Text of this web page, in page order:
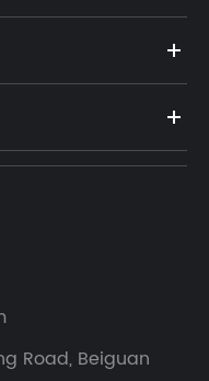
Road, Beiguan